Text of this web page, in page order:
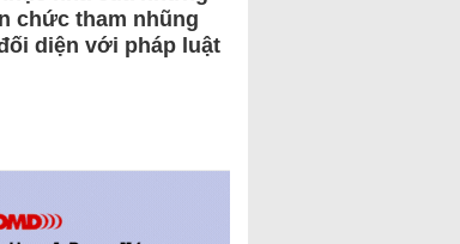
chức tham nhũng
diện với pháp luật